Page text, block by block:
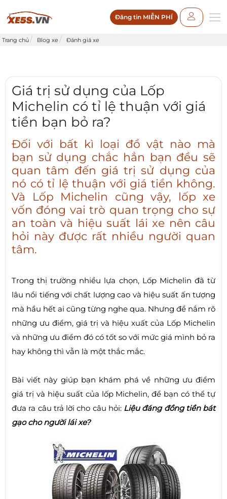
Đăng tin MIỄN PHÍ
Trang chủ Blog xe Đánh giá xe
Giá trị sử dụng của Lốp
Michelin có tỉ lệ thuận với giá
tiền bạn bỏ ra?
Đối với bất kì loại đồ vật nào mà
bạn sử dụng chắc hẳn bạn đều sẽ
quan tâm đến giá trị sử dụng của
nó có tỉ lệ thuận với giá tiền không.
Và Lốp Michelin cũng vậy, lốp xe
vốn đóng vai trò quan trọng cho sự
an toàn và hiệu suất lái xe nên câu
hỏi này được rất nhiều người quan
tâm.
Trong thị trường nhiều lựa chọn, Lốp Michelin đã từ
lâu nổi tiếng với chất lượng cao và hiệu suất ấn tượng
mà hầu hết ai cũng từng nghe qua. Nhưng để nắm rõ
những ưu điểm, giá trị và hiệu xuất của Lốp Michelin
và những ưu điểm đó có tốt so với mức giá mình bỏ ra
hay không thì vẫn là một thắc mắc.
Bài viết này giúp bạn khám phá về những ưu điểm
giá trị và hiệu suất của lốp Michelin, để bạn có thể tự
đưa ra câu trả lời cho câu hỏi: Liệu đáng đồng tiền bát
gạo cho người lái xe?